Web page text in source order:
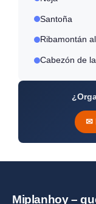
Santoña
Ribamontán
Cabezón de
✉
Miplanhoy –